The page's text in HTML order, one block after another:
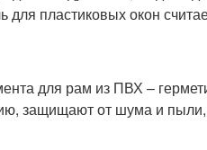
пластиковых окон
для рам из ПВХ –
защищают от шума и